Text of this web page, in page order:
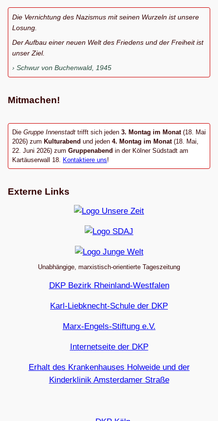
Die Vernichtung des Nazismus mit seinen Wurzeln ist unsere
Losung.
Der Aufbau einer neuen Welt des Friedens und der Freiheit ist
unser Ziel.
Schwur von Buchenwald, 1945
Mitmachen!
Die Gruppe Innenstadt trifft sich jeden 3. Montag im Monat (18. Mai
2026) zum Kulturabend und jeden 4. Montag im Monat(18. Mai,
22. Juni 2026) zum Gruppenabend in der Kölner Südstadt am
Kartäuserwall 18.
Kontaktiere uns!
Externe Links
Unabhängige, marxistisch-orientierte Tageszeitung
DKP Bezirk Rheinland-Westfalen
Karl-Liebknecht-Schule der DKP
Marx-Engels-Stiftung e.V.
Internetseite der DKP
Erhalt des Krankenhauses Holweide und der
Kinderklinik Amsterdamer Straße